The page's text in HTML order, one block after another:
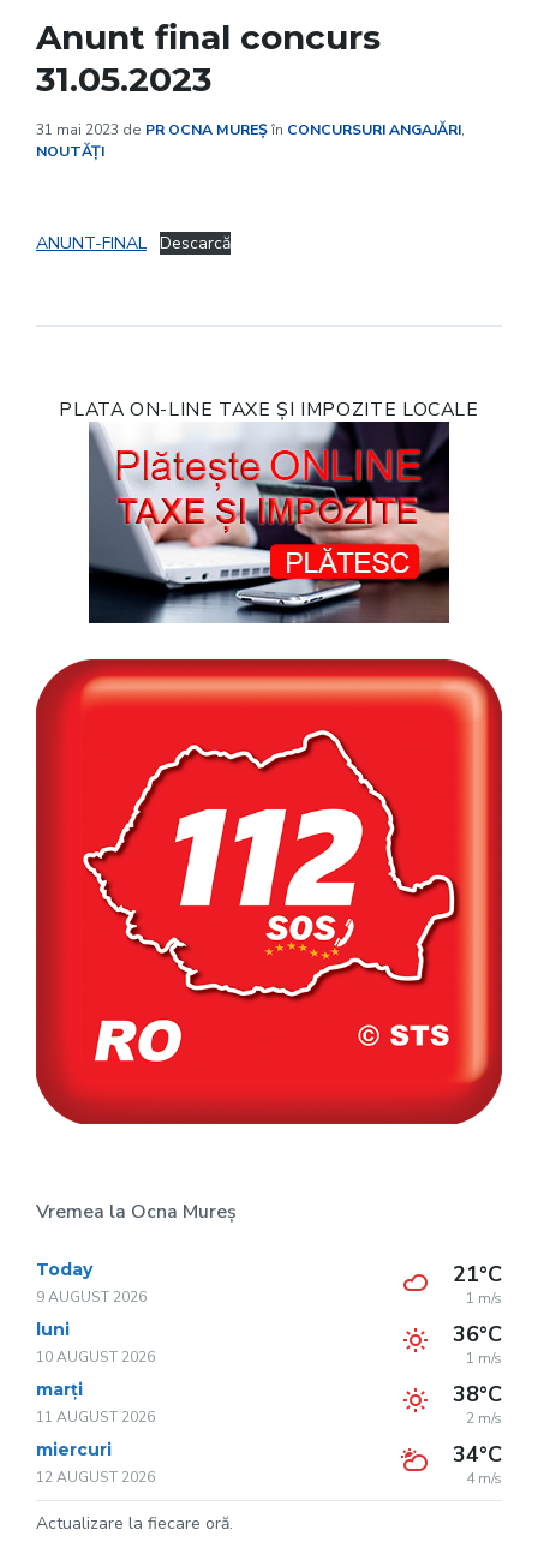
Anunt final concurs
31.05.2023
31 mai 2023 de PR OCNA MUREȘîn CONCURSURI ANGAJĂRI,
NOUTĂȚI
ANUNT-FINAL Descarcă
PLATA ON-LINE TAXE ȘI IMPOZITE LOCALE
Vremea la Ocna Mureș
Today
9 AUGUST 2026
21°C
1 m/s
luni
10 AUGUST 2026
36°C
1 m/s
marți
11 AUGUST 2026
38°C
2 m/s
miercuri
12 AUGUST 2026
34°C
4 m/s
Actualizare la fiecare oră.